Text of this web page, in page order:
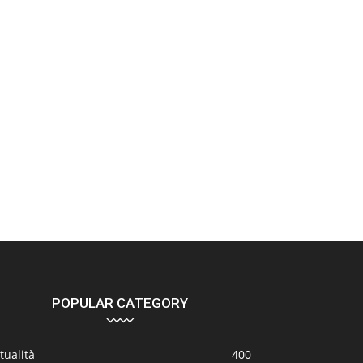
POPULAR CATEGORY
400